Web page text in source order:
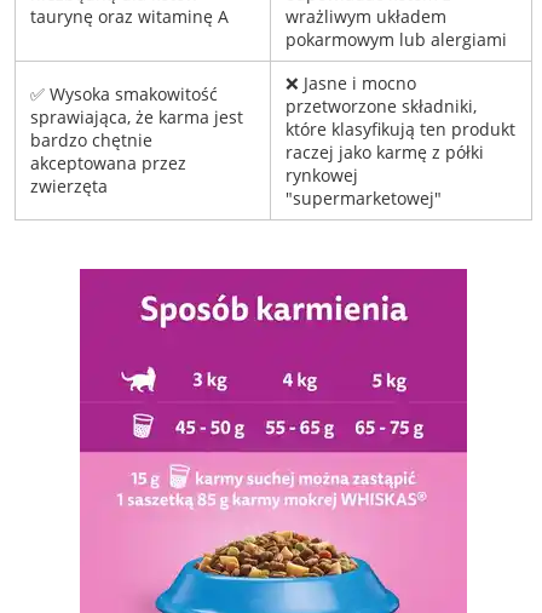
taurynę oraz witaminę A
wrażliwym układem
pokarmowym lub alergiami
✅ Wysoka smakowitość
sprawiająca, że karma jest
bardzo chętnie
akceptowana przez
zwierzęta
❌ Jasne i mocno
przetworzone składniki,
które klasyfikują ten produkt
raczej jako karmę z półki
rynkowej
"supermarketowej"